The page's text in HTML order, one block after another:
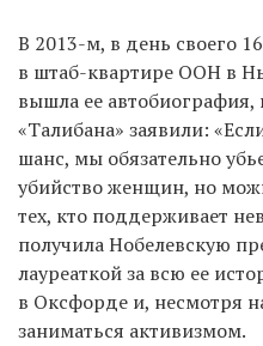
В 2013-м, в день своего
в штаб-квартире ООН в
вышла ее автобиография,
«Талибана» заявили:
шанс, мы обязательно
убийство женщин, но
тех, кто поддерживает
получила Нобелевскую
лауреаткой за всю ее
в Оксфорде и, несмотря
заниматься активизмом.